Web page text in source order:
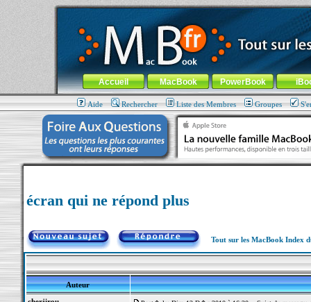
MacBook-fr.com : 100% Apple... 100% nomade !
Aller au contenu-Aller au menu général-Aller au menu de
Menu général
Accueil MacBook PowerBook
Aide Rechercher Liste des Membres Groupes
écran qui ne répond plus
Tout sur les MacBook Index
Auteur